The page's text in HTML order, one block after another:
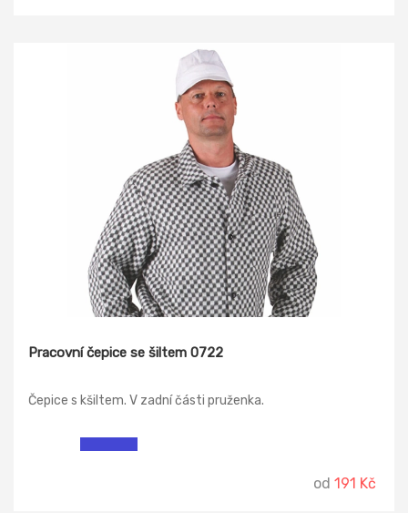
Pracovní čepice se šiltem 0722
Čepice s kšiltem. V zadní části pruženka.
od 191 Kč